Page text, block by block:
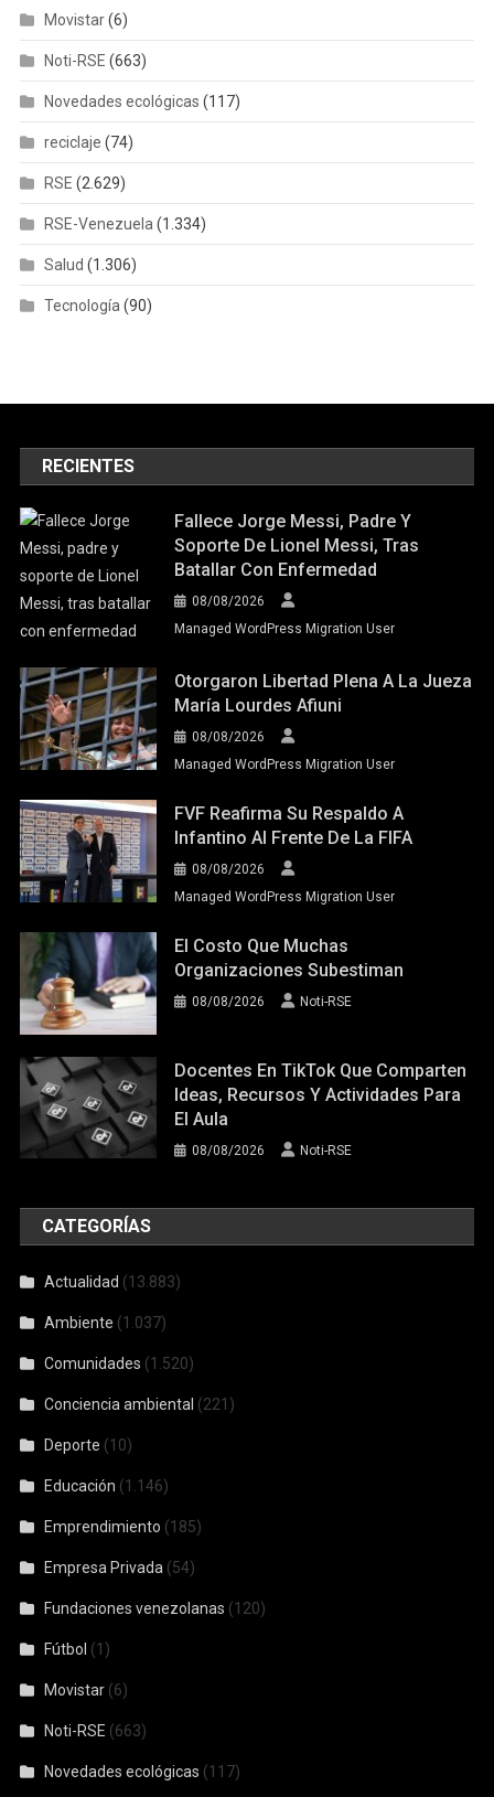
Movistar(6)
Noti-RSE (663)
Novedades ecológicas (117)
reciclaje (74)
RSE (2.629)
RSE-Venezuela (1.334)
Salud (1.306)
Tecnología (90)
RECIENTES
Fallece Jorge Messi, Padre Y
Soporte De Lionel Messi, Tras
Batallar Con Enfermedad
08/08/2026
Managed WordPress Migration User
Otorgaron Libertad Plena A La Jueza
María Lourdes Afiuni
08/08/2026
Managed WordPress Migration User
FVF Reafirma Su Respaldo A
Infantino Al Frente De La FIFA
08/08/2026
Managed WordPress Migration User
El Costo Que Muchas
Organizaciones Subestiman
08/08/2026 Noti-RSE
Docentes En TikTok Que Comparten
Ideas, Recursos Y Actividades Para
El Aula
08/08/2026 Noti-RSE
CATEGORÍAS
Actualidad (13.883)
Ambiente (1.037)
Comunidades (1.520)
Conciencia ambiental (221)
Deporte (10)
Educación (1.146)
Emprendimiento (185)
Empresa Privada (54)
Fundaciones venezolanas (120)
Fútbol (1)
Movistar (6)
Noti-RSE (663)
Novedades ecológicas (117)